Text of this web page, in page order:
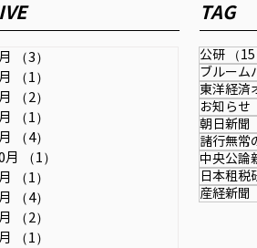
行き過ぎた円安で日本の国
弱まる』
年6月11日配信の時事通信社
時事ドットコム」に取材記事が
載されました。 為替・金融政
・成長戦略・中国との関係など
扱っています。 【詳報】中尾
彦元財務官「日銀は利上げ継続
、金融政策正常化を」＝行き過
た円安で日本の国力弱まる＃取
班インタビュー：時事ドットコ
（3）
（1）
（2）
（1）
（4）
月
（1）
（1）
（4）
（2）
（1）
TAG
公研 （15
ブルーム
東洋経済
お知らせ
朝日新聞
諸行無常
中央公論
日本租税
産経新聞